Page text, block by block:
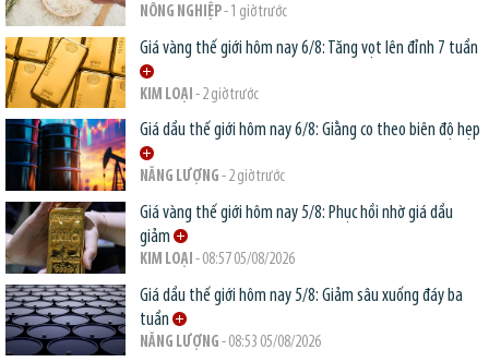
NÔNG NGHIỆP- 1 giờ trước
Giá vàng thế giới hôm nay 6/8: Tăng vọt lên đỉnh 7 tuần
KIM LOẠI - 2 giờ trước
Giá dầu thế giới hôm nay 6/8: Giằng co theo biên độ hẹp
NĂNG LƯỢNG - 2 giờ trước
Giá vàng thế giới hôm nay 5/8: Phục hồi nhờ giá dầu
giảm
KIM LOẠI - 08:57 05/08/2026
Giá dầu thế giới hôm nay 5/8: Giảm sâu xuống đáy ba
tuần
NĂNG LƯỢNG - 08:53 05/08/2026